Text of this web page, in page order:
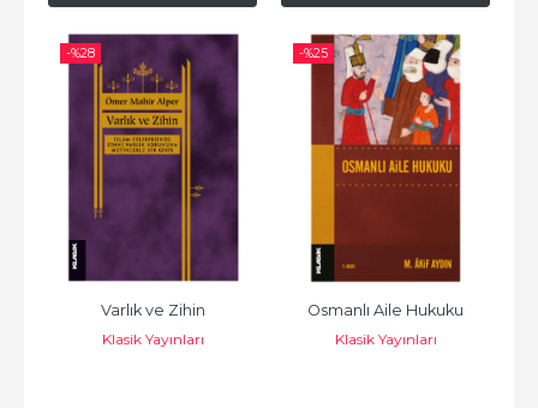
-%28
Varlık ve Zihin
Klasik Yayınları
-%25
Osmanlı Aile Hukuku
Klasik Yayınları